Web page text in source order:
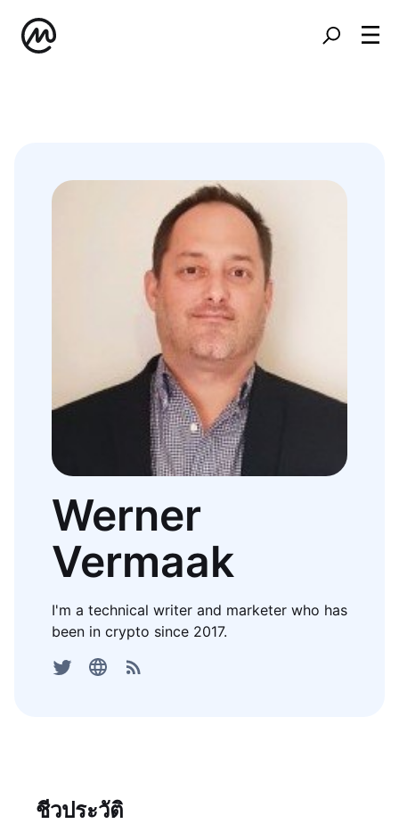
Werner
Vermaak
I'm a technical writer and marketer who has
been in crypto since 2017.
ชีวประวัติ